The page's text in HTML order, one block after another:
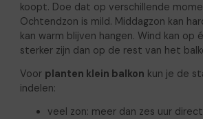
koopt. Doe dat op verschillende
Ochtendzon is mild. Middagzon kan
kan warm blijven hangen. Wind kan op
sterker zijn dan op de rest van het
Voor planten klein balkon kun je de
indelen:
veel zon: meer dan zes uur